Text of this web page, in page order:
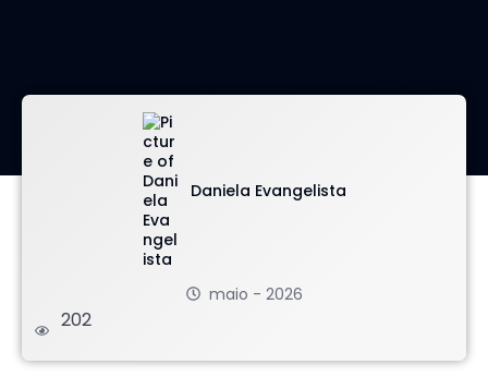
Daniela Evangelista
maio - 2026
202